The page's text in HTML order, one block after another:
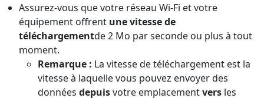
Assurez-vous que votre réseau Wi-Fi et votre
équipement offrent une vitesse de
téléchargementde 2 Mo par seconde ou plus à tout
moment.
Remarque : La vitesse de téléchargement est la
vitesse à laquelle vous pouvez envoyer des
données depuisvotre emplacementvers les